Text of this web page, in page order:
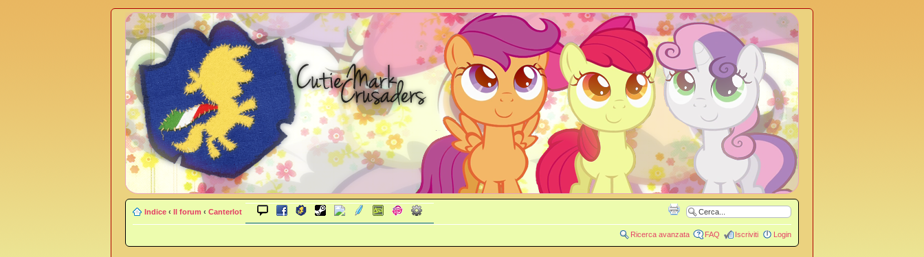
Indice ‹ Il forum ‹ Canterlot
Ricerca avanzata FAQ Iscriviti Login